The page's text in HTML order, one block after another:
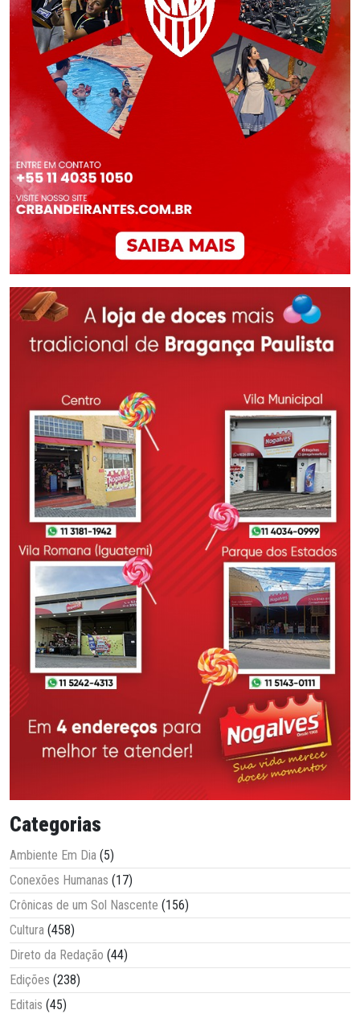
Categorias
Ambiente Em Dia (5)
Conexões Humanas (17)
Crônicas de um Sol Nascente (156)
Cultura (458)
Direto da Redação (44)
Edições (238)
Editais (45)